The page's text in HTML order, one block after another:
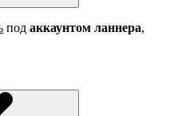
под аккаунтом ланнера,